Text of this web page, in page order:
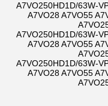
A7VO250HD1D/63W-
A7VO28 A7VO55
A7VO250HD1D/63W-
A7VO28 A7VO55
A7VO250HD1D/63W-
A7VO28 A7VO55